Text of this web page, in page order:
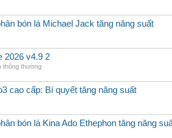
bón lá Michael Jack tăng năng suất
2026 v4.9 2
thông thường
cao cấp: Bí quyết tăng năng suất
bón lá Kina Ado Ethephon tăng năng